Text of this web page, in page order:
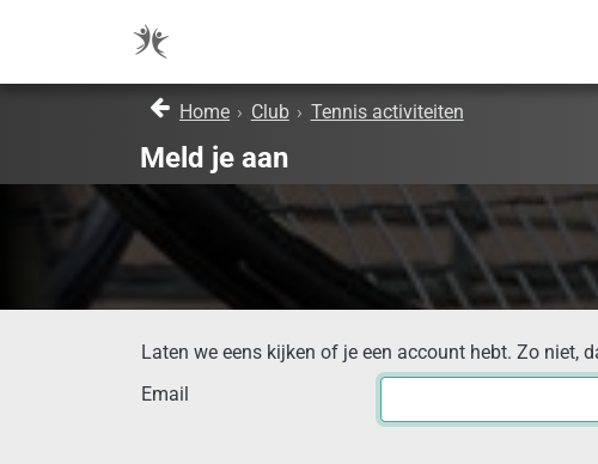
Home › Club › Tennis activiteiten
Meld je aan
Laten we eens kijken of je een account hebt. Zo niet,
Email